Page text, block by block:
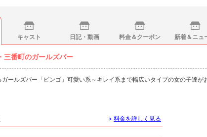
キャスト 日記・動画 料金＆クーポン 新着＆ニュ
三番町のガールズバー
ールズバー「ビンゴ」可愛い系～キレイ系まで幅広いタイプの女の子達が
> 料金を詳しく見る